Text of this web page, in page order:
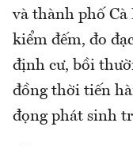
và thành phố Cà
kiểm đếm, đo
định cư, bồi
đồng thời tiến
đọng phát sinh